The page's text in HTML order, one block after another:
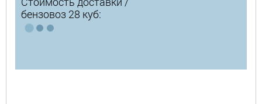
бензовоз 28 куб: